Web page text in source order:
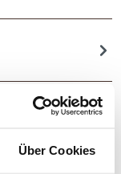
Über Cookies